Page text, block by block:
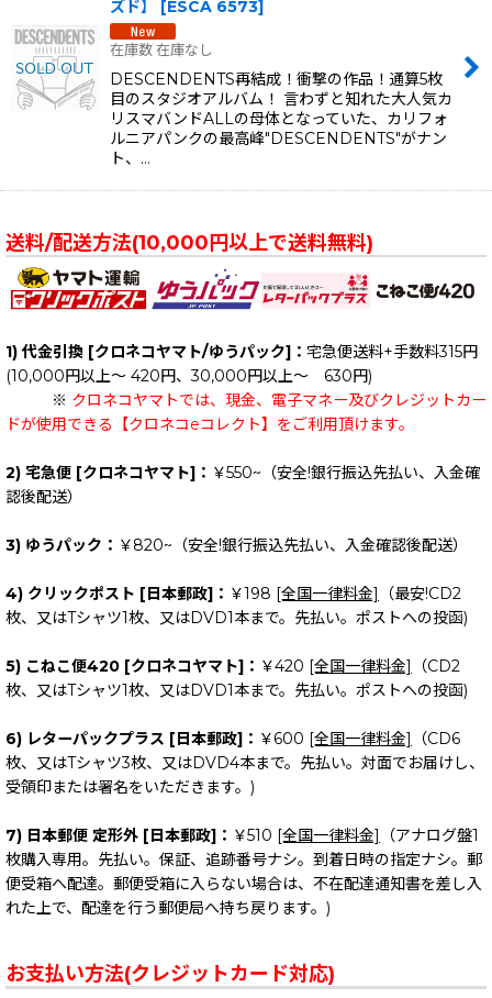
ズド】 [ESCA 6573]
在庫数 在庫なし
DESCENDENTS再結成！衝撃の作品！通算5枚
目のスタジオアルバム！ 言わずと知れた大人気カ
リスマバンドALLの母体となっていた、カリフォ
ルニアパンクの最高峰"DESCENDENTS"がナン
ト、…
送料/配送方法(10,000円以上で送料無料)
1) 代金引換 [クロネコヤマト/ゆうパック]： 宅急便送料+手数料315円
(10,000円以上～ 420円、30,000円以上～ 630円)
※ クロネコヤマトでは、現金、電子マネー及びクレジットカー
ドが使用できる【クロネコeコレクト】をご利用頂けます。
2) 宅急便 [クロネコヤマト]： ￥550~（安全!銀行振込先払い、入金確
認後配送）
3) ゆうパック： ￥820~（安全!銀行振込先払い、入金確認後配送）
4) クリックポスト [日本郵政]： ￥198 [全国一律料金]
（最安!CD2
枚、又はTシャツ1枚、又はDVD1本まで。先払い。ポストへの投函)
5) こねこ便420 [クロネコヤマト]： ￥420 [全国一律料金]
（CD2
枚、又はTシャツ1枚、又はDVD1本まで。先払い。ポストへの投函)
6) レターパックプラス [日本郵政]： ￥600 [全国一律料金]
（CD6
枚、又はTシャツ3枚、又はDVD4本まで。先払い。対面でお届けし、
受領印または署名をいただきます。)
7) 日本郵便 定形外 [日本郵政]： ￥510 [全国一律料金]
（アナログ盤1
枚購入専用。先払い。保証、追跡番号ナシ。到着日時の指定ナシ。郵
便受箱へ配達。郵便受箱に入らない場合は、不在配達通知書を差し入
れた上で、配達を行う郵便局へ持ち戻ります。)
お支払い方法(クレジットカード対応)